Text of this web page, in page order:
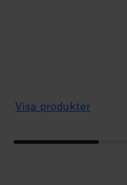
Visa produkter